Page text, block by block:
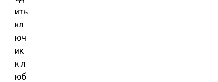
ить
кл
юч
ик
к л
юб